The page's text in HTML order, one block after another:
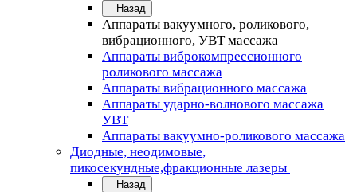
Назад
Аппараты вакуумного, роликового,
вибрационного, УВТ массажа
Аппараты виброкомпрессионного
роликового массажа
Аппараты вибрационного массажа
Аппараты ударно-волнового массажа
УВТ
Аппараты вакуумно-роликового массажа
Диодные, неодимовые,
пикосекундные,фракционные лазеры
Назад